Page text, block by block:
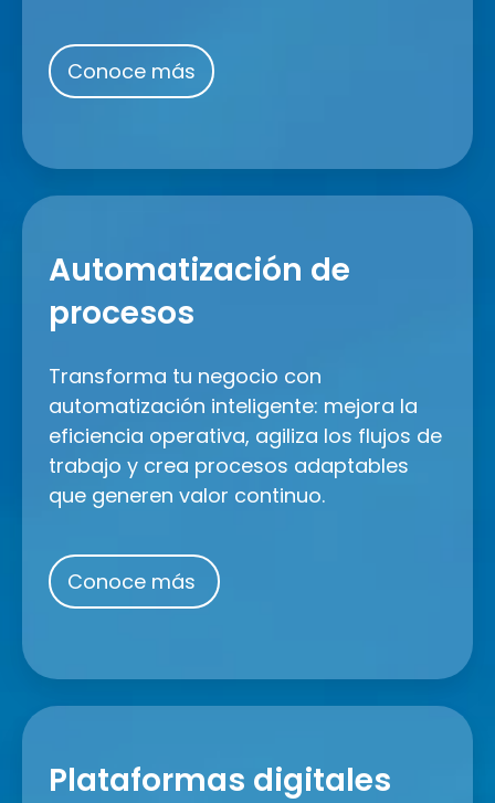
Conoce más
Automatización de
procesos
Transforma tu negocio con
automatización inteligente: mejora la
eficiencia operativa, agiliza los flujos de
trabajo y crea procesos adaptables
que generen valor continuo.
Conoce más
Automatización
de
procesos
Plataformas digitales
Plataformas
digitales